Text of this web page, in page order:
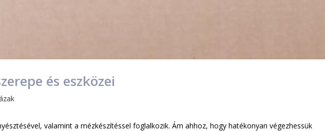
és eszközei
valamint a mézkészítéssel foglalkozik. Ám ahhoz, hogy hatékonyan végezhessük